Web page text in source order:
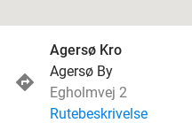
Agersø Kro
Agersø By
Egholmvej 2
Rutebeskrivelse